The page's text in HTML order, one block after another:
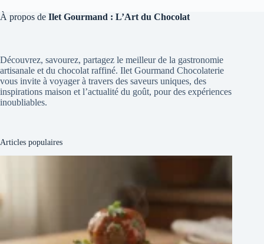
À propos de Ilet Gourmand : L’Art du Chocolat
Découvrez, savourez, partagez le meilleur de la gastronomie
artisanale et du chocolat raffiné. Ilet Gourmand Chocolaterie
vous invite à voyager à travers des saveurs uniques, des
inspirations maison et l’actualité du goût, pour des expériences
inoubliables.
Articles populaires